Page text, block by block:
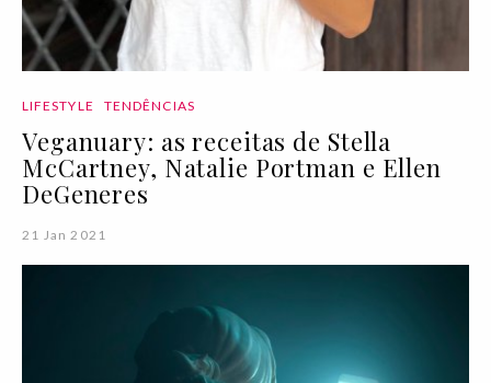
LIFESTYLE TENDÊNCIAS
Veganuary: as receitas de Stella
McCartney, Natalie Portman e Ellen
DeGeneres
21 Jan 2021